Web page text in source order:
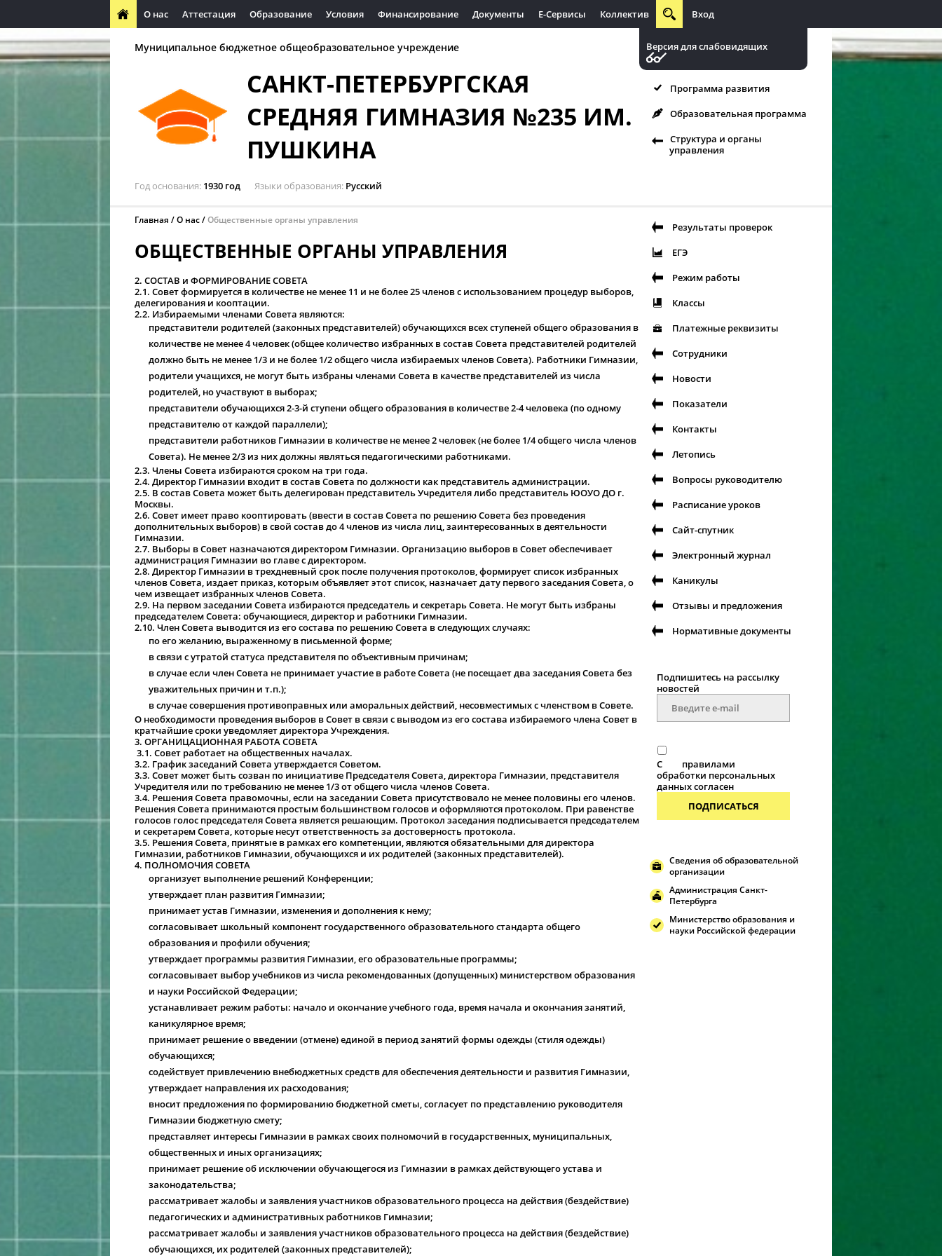
О нас Аттестация Образование Условия Финансирование Документы Е-Сервисы Коллектив Вход
Муниципальное бюджетное общеобразовательное учреждение
САНКТ-ПЕТЕРБУРГСКАЯ
СРЕДНЯЯ ГИМНАЗИЯ №235 ИМ.
ПУШКИНА
Год основания 1930 год Языки образования Русский
Версия для слабовидящих
Программа развития
Образовательная программа
Структура и органы
управления
Главная О нас Общественные органы управления
ОБЩЕСТВЕННЫЕ ОРГАНЫ УПРАВЛЕНИЯ
2. СОСТАВ и ФОРМИРОВАНИЕ СОВЕТА
2.1. Совет формируется в количестве не менее 11 и не более 25 членов с использованием процедур выборов,
делегирования и кооптации.
2.2. Избираемыми членами Совета являются:
представители родителей (законных представителей) обучающихся всех ступеней общего образования в
количестве не менее 4 человек (общее количество избранных в состав Совета представителей родителей
должно быть не менее 1/3 и не более 1/2 общего числа избираемых членов Совета). Работники Гимназии,
родители учащихся, не могут быть избраны членами Совета в качестве представителей из числа
родителей, но участвуют в выборах;
представители обучающихся 2-3-й ступени общего образования в количестве 2-4 человека (по одному
представителю от каждой параллели);
представители работников Гимназии в количестве не менее 2 человек (не более 1/4 общего числа членов
Совета). Не менее 2/3 из них должны являться педагогическими работниками.
2.3. Члены Совета избираются сроком на три года.
2.4. Директор Гимназии входит в состав Совета по должности как представитель администрации.
2.5. В состав Совета может быть делегирован представитель Учредителя либо представитель ЮОУО ДО г.
Москвы.
2.6. Совет имеет право кооптировать (ввести в состав Совета по решению Совета без проведения
дополнительных выборов) в свой состав до 4 членов из числа лиц, заинтересованных в деятельности
Гимназии.
2.7. Выборы в Совет назначаются директором Гимназии. Организацию выборов в Совет обеспечивает
администрация Гимназии во главе с директором.
2.8. Директор Гимназии в трехдневный срок после получения протоколов, формирует список избранных
членов Совета, издает приказ, которым объявляет этот список, назначает дату первого заседания Совета, о
чем извещает избранных членов Совета.
2.9. На первом заседании Совета избираются председатель и секретарь Совета. Не могут быть избраны
председателем Совета: обучающиеся, директор и работники Гимназии.
2.10. Член Совета выводится из его состава по решению Совета в следующих случаях:
по его желанию, выраженному в письменной форме;
в связи с утратой статуса представителя по объективным причинам;
в случае если член Совета не принимает участие в работе Совета (не посещает два заседания Совета без
уважительных причин и т.п.);
в случае совершения противоправных или аморальных действий, несовместимых с членством в Совете.
О необходимости проведения выборов в Совет в связи с выводом из его состава избираемого члена Совет в
кратчайшие сроки уведомляет директора Учреждения.
3. ОРГАНИЦАЦИОННАЯ РАБОТА СОВЕТА
3.1. Совет работает на общественных началах.
3.2. График заседаний Совета утверждается Советом.
3.3. Совет может быть созван по инициативе Председателя Совета, директора Гимназии, представителя
Учредителя или по требованию не менее 1/3 от общего числа членов Совета.
3.4. Решения Совета правомочны, если на заседании Совета присутствовало не менее половины его членов.
Решения Совета принимаются простым большинством голосов и оформляются протоколом. При равенстве
голосов голос председателя Совета является решающим. Протокол заседания подписывается председателем
и секретарем Совета, которые несут ответственность за достоверность протокола.
3.5. Решения Совета, принятые в рамках его компетенции, являются обязательными для директора
Гимназии, работников Гимназии, обучающихся и их родителей (законных представителей).
4. ПОЛНОМОЧИЯ СОВЕТА
организует выполнение решений Конференции;
утверждает план развития Гимназии;
принимает устав Гимназии, изменения и дополнения к нему;
согласовывает школьный компонент государственного образовательного стандарта общего
образования и профили обучения;
утверждает программы развития Гимназии, его образовательные программы;
согласовывает выбор учебников из числа рекомендованных (допущенных) министерством образования
и науки Российской Федерации;
устанавливает режим работы: начало и окончание учебного года, время начала и окончания занятий,
каникулярное время;
принимает решение о введении (отмене) единой в период занятий формы одежды (стиля одежды)
обучающихся;
содействует привлечению внебюджетных средств для обеспечения деятельности и развития Гимназии,
утверждает направления их расходования;
вносит предложения по формированию бюджетной сметы, согласует по представлению руководителя
Гимназии бюджетную смету;
представляет интересы Гимназии в рамках своих полномочий в государственных, муниципальных,
общественных и иных организациях;
принимает решение об исключении обучающегося из Гимназии в рамках действующего устава и
законодательства;
рассматривает жалобы и заявления участников образовательного процесса на действия (бездействие)
педагогических и административных работников Гимназии;
рассматривает жалобы и заявления участников образовательного процесса на действия (бездействие)
обучающихся, их родителей (законных представителей);
Результаты проверок
ЕГЭ
Режим работы
Классы
Платежные реквизиты
Сотрудники
Новости
Показатели
Контакты
Летопись
Вопросы руководителю
Расписание уроков
Сайт-спутник
Электронный журнал
Каникулы
Отзывы и предложения
Нормативные документы
Подпишитесь на рассылку
новостей
С
правилами
обработки персональных
данных согласен
ПОДПИСАТЬСЯ
Сведения об образовательной
организации
Администрация Санкт-
Петербурга
Министерство образования и
науки Российской федерации